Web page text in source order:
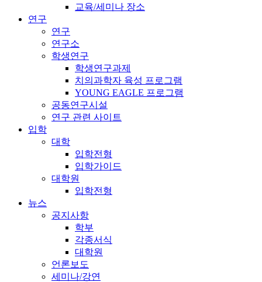
교육/세미나 장소
연구
연구
연구소
학생연구
학생연구과제
치의과학자 육성 프로그램
YOUNG EAGLE 프로그램
공동연구시설
연구 관련 사이트
입학
대학
입학전형
입학가이드
대학원
입학전형
뉴스
공지사항
학부
각종서식
대학원
언론보도
세미나/강연